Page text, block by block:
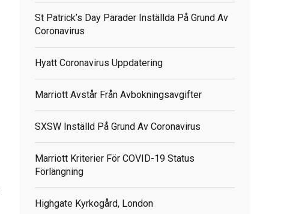
St Patrick’s Day Parader Inställda På Grund Av
Coronavirus
Hyatt Coronavirus Uppdatering
Marriott Avstår Från Avbokningsavgifter
SXSW Inställd På Grund Av Coronavirus
Marriott Kriterier För COVID-19 Status
Förlängning
Highgate Kyrkogård, London